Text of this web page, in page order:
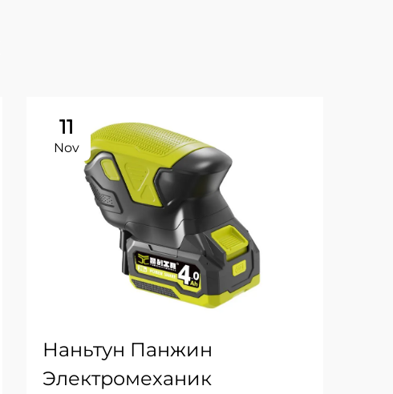
11
Nov
Наньтун Панжин
Электромеханик